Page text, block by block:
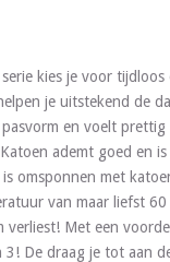
kies je voor
je uitstekend de
en voelt
ademt goed en
omsponnen met
van maar liefst
verliest! Met een
3! De draag je tot aan